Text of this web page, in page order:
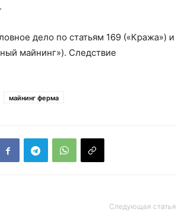
дело по статьям 169 («Кража») и
майнинг»). Следствие
майнинг ферма
Следующая статья